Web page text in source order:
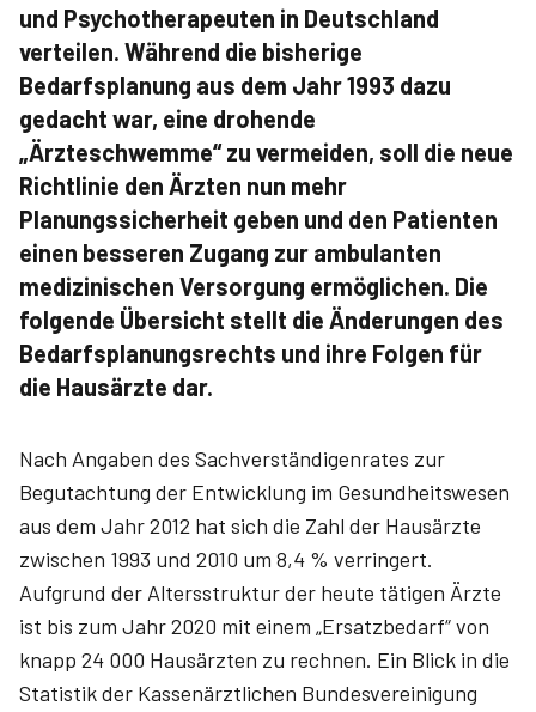
und Psychotherapeuten in Deutschland
verteilen. Während die bisherige
Bedarfsplanung aus dem Jahr 1993 dazu
gedacht war, eine drohende
„Ärzteschwemme“ zu vermeiden, soll die neue
Richtlinie den Ärzten nun mehr
Planungssicherheit geben und den Patienten
einen besseren Zugang zur ambulanten
medizinischen Versorgung ermöglichen. Die
folgende Übersicht stellt die Änderungen des
Bedarfsplanungsrechts und ihre Folgen für
die Hausärzte dar.
Nach Angaben des Sachverständigenrates zur
Begutachtung der Entwicklung im Gesundheitswesen
aus dem Jahr 2012 hat sich die Zahl der Hausärzte
zwischen 1993 und 2010 um 8,4 % verringert.
Aufgrund der Altersstruktur der heute tätigen Ärzte
ist bis zum Jahr 2020 mit einem „Ersatzbedarf“ von
knapp 24 000 Hausärzten zu rechnen. Ein Blick in die
Statistik der Kassenärztlichen Bundesvereinigung